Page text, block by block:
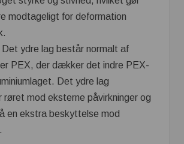
modtageligt for deformation
ydre lag består normalt af
PEX, der dækker det indre PEX-
Det ydre lag
røret mod eksterne påvirkninger og
en ekstra beskyttelse mod